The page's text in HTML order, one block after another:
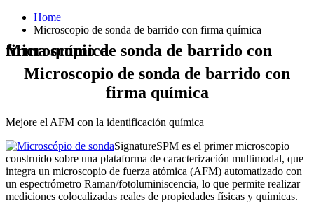
Home
Microscopio de sonda de barrido con firma química
Microscopio de sonda de barrido con firma química
Microscopio de sonda de barrido con
firma química
Mejore el AFM con la identificación química
SignatureSPM es el primer microscopio
construido sobre una plataforma de caracterización multimodal, que
integra un microscopio de fuerza atómica (AFM) automatizado con
un espectrómetro Raman/fotoluminiscencia, lo que permite realizar
mediciones colocalizadas reales de propiedades físicas y químicas.